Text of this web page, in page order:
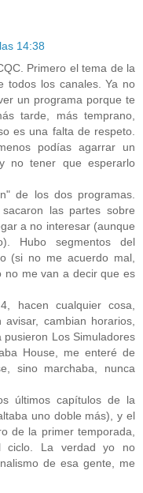
14:38
Primero el tema de la
todos los canales. Ya no
un programa porque te
tarde, más temprano,
es una falta de respeto.
podías agarrar un
no tener que esperarlo
de los dos programas.
las partes sobre
a no interesar (aunque
Hubo segmentos del
(si no me acuerdo mal,
no me van a decir que es
hacen cualquier cosa,
cambian horarios,
Los Simuladores
House, me enteré de
sino marchaba, nunca
últimos capítulos de la
uno doble más), y el
de la primer temporada,
ciclo. La verdad yo no
de esa gente, me